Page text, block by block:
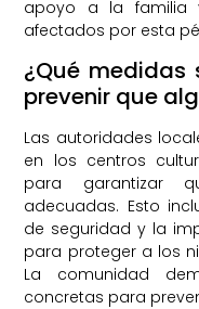
apoyo a la familia
afectados por esta
¿Qué
prevenir que
Las autoridades
en los centros
para garantizar
adecuadas. Esto
de seguridad y la
para proteger a los
La comunidad
concretas para